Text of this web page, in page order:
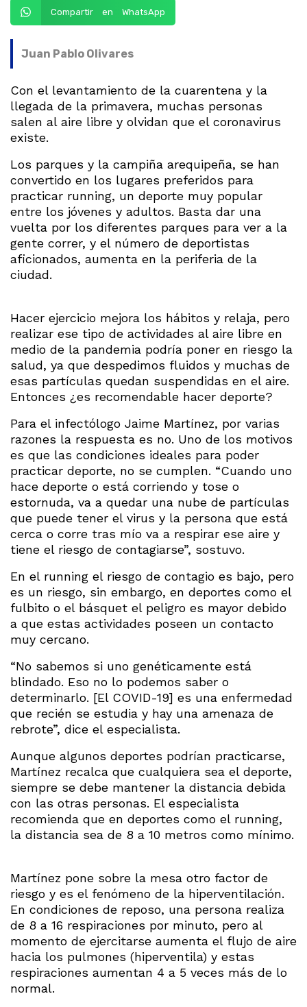
Compartir en WhatsApp
Juan Pablo Olivares
Con el levantamiento de la cuarentena y la
llegada de la primavera, muchas personas
salen al aire libre y olvidan que el coronavirus
existe.
Los parques y la campiña arequipeña, se han
convertido en los lugares preferidos para
practicar running, un deporte muy popular
entre los jóvenes y adultos. Basta dar una
vuelta por los diferentes parques para ver a la
gente correr, y el número de deportistas
aficionados, aumenta en la periferia de la
ciudad.
Hacer ejercicio mejora los hábitos y relaja, pero
realizar ese tipo de actividades al aire libre en
medio de la pandemia podría poner en riesgo la
salud, ya que despedimos fluidos y muchas de
esas partículas quedan suspendidas en el aire.
Entonces ¿es recomendable hacer deporte?
Para el infectólogo Jaime Martínez, por varias
razones la respuesta es no. Uno de los motivos
es que las condiciones ideales para poder
practicar deporte, no se cumplen. “Cuando uno
hace deporte o está corriendo y tose o
estornuda, va a quedar una nube de partículas
que puede tener el virus y la persona que está
cerca o corre tras mío va a respirar ese aire y
tiene el riesgo de contagiarse”, sostuvo.
En el running el riesgo de contagio es bajo, pero
es un riesgo, sin embargo, en deportes como el
fulbito o el básquet el peligro es mayor debido
a que estas actividades poseen un contacto
muy cercano.
“No sabemos si uno genéticamente está
blindado. Eso no lo podemos saber o
determinarlo. [El COVID-19] es una enfermedad
que recién se estudia y hay una amenaza de
rebrote”, dice el especialista.
Aunque algunos deportes podrían practicarse,
Martínez recalca que cualquiera sea el deporte,
siempre se debe mantener la distancia debida
con las otras personas. El especialista
recomienda que en deportes como el running,
la distancia sea de 8 a 10 metros como mínimo.
Martínez pone sobre la mesa otro factor de
riesgo y es el fenómeno de la hiperventilación.
En condiciones de reposo, una persona realiza
de 8 a 16 respiraciones por minuto, pero al
momento de ejercitarse aumenta el flujo de aire
hacia los pulmones (hiperventila) y estas
respiraciones aumentan 4 a 5 veces más de lo
normal.